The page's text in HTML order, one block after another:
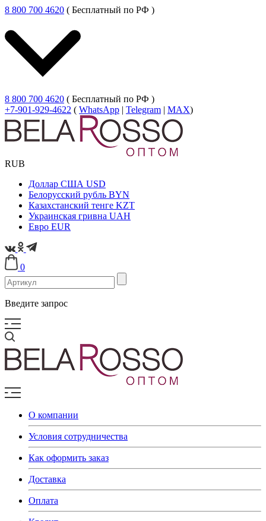
8 800 700 4620 ( Бесплатный по РФ )
8 800 700 4620 ( Бесплатный по РФ )
+7-901-929-4622 ( WhatsApp | Telegram | MAX)
RUB
Доллар США USD
Белорусский рубль BYN
Казахстанский тенге KZT
Украинская гривна UAH
Евро EUR
0
Введите запрос
О компании
Условия сотрудничества
Как оформить заказ
Доставка
Оплата